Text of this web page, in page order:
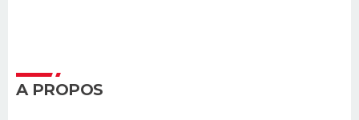
A PROPOS